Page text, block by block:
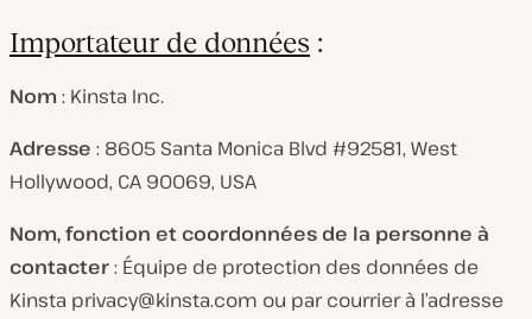
Importateur de données :
Nom : Kinsta Inc.
Adresse : 8605 Santa Monica Blvd #92581, West
Hollywood, CA 90069, USA
Nom, fonction et coordonnées de la personne à
contacter: Équipe de protection des données de
Kinsta privacy@kinsta.com ou par courrier à l’adresse